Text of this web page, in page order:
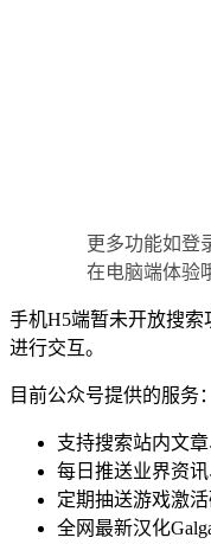
更多功能如登
在电脑端体验
手机H5端暂未开放搜索
进行交互。
目前公众号提供的服务：
支持搜索站内文章
每日推送业界资讯
定期抽送游戏激活
全网最新汉化